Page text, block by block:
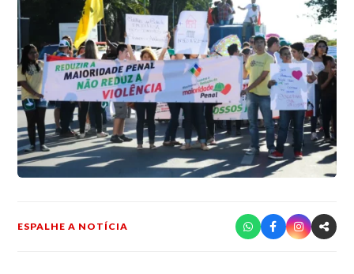
ESPALHE A NOTÍCIA